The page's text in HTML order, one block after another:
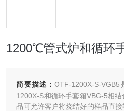
1200℃管式炉和循环
简要描述：OTF-1200X-S-
1200X-S和循环手套箱VBG-5相
品可允许客户将烧结好的样品直